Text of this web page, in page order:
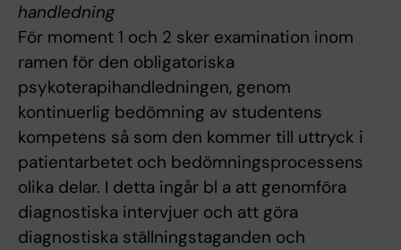
handledning
För moment 1 och 2 sker examination inom
ramen för den obligatoriska
psykoterapihandledningen, genom
kontinuerlig bedömning av studentens
kompetens så som den kommer till uttryck i
patientarbetet och bedömningsprocessens
olika delar. I detta ingår bl a att genomföra
diagnostiska intervjuer och att göra
diagnostiska ställningstaganden och